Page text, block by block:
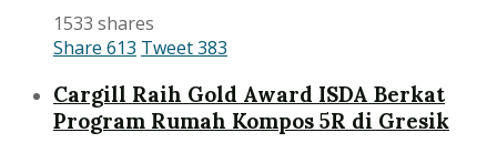
1533 shares
Share 613 Tweet383
Cargill Raih Gold Award ISDA Berkat
Program Rumah Kompos 5R di Gresik